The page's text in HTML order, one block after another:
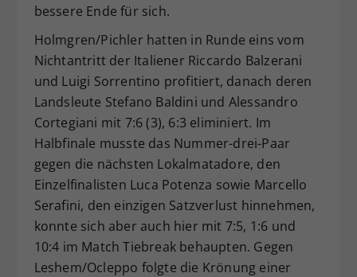
bessere Ende für sich.
Holmgren/Pichler hatten in Runde eins vom
Nichtantritt der Italiener Riccardo Balzerani
und Luigi Sorrentino profitiert, danach deren
Landsleute Stefano Baldini und Alessandro
Cortegiani mit 7:6 (3), 6:3 eliminiert. Im
Halbfinale musste das Nummer-drei-Paar
gegen die nächsten Lokalmatadore, den
Einzelfinalisten Luca Potenza sowie Marcello
Serafini, den einzigen Satzverlust hinnehmen,
konnte sich aber auch hier mit 7:5, 1:6 und
10:4 im Match Tiebreak behaupten. Gegen
Leshem/Ocleppo folgte die Krönung einer